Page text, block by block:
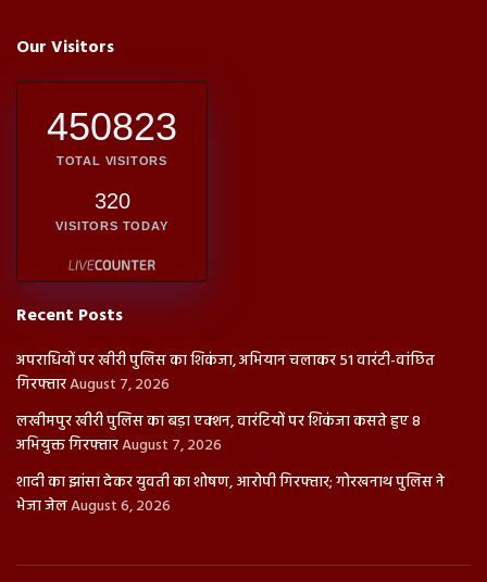
Our Visitors
450823
TOTAL VISITORS
320
VISITORS TODAY
Recent Posts
अपराधियों पर खीरी पुलिस का शिकंजा, अभियान चलाकर 51 वारंटी-वांछित
गिरफ्तारAugust 7, 2026
लखीमपुर खीरी पुलिस का बड़ा एक्शन, वारंटियों पर शिकंजा कसते हुए 8
अभियुक्त गिरफ्तारAugust 7, 2026
शादी का झांसा देकर युवती का शोषण, आरोपी गिरफ्तार; गोरखनाथ पुलिस ने
भेजा जेलAugust 6, 2026